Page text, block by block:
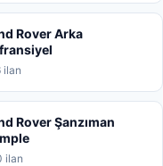
Rover Arka
ilan
Rover Şanzıman
ilan